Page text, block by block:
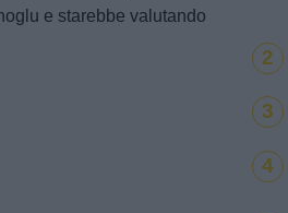
e starebbe valutando
2
3
4